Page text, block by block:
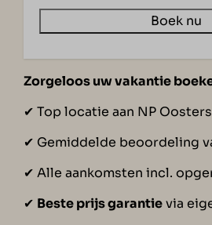
Boek nu
Zorgeloos uw vakantie
✔︎ Top locatie aan NP
✔︎ Gemiddelde beoordeling
✔︎ Alle aankomsten incl.
✔︎ Beste prijs garantievia